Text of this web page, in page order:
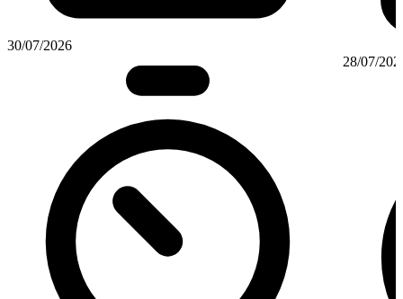
30/07/2026
28/07/